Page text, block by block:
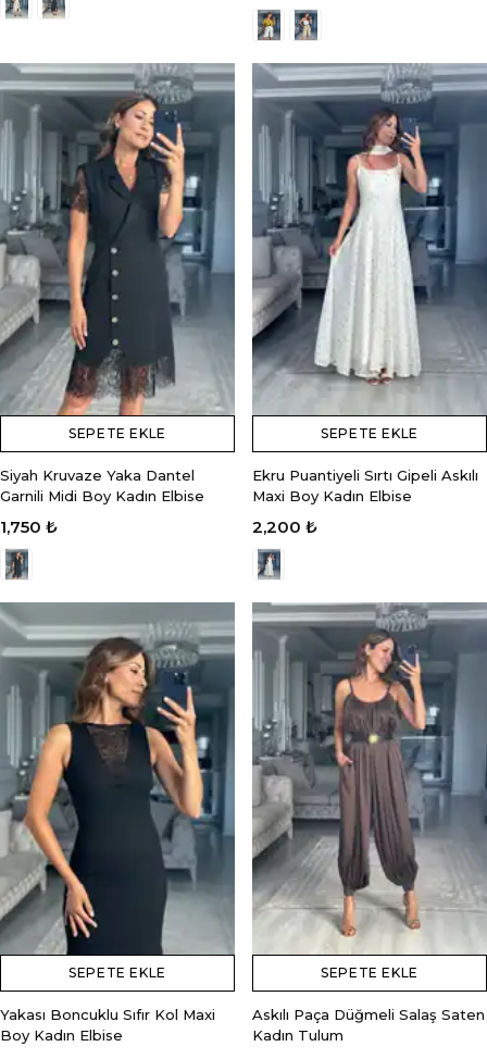
SEPETE EKLE
Siyah Kruvaze Yaka Dantel
Garnili Midi Boy Kadın Elbise
1,750 ₺
SEPETE EKLE
Ekru Puantiyeli Sırtı Gipeli Askılı
Maxi Boy Kadın Elbise
2,200 ₺
SEPETE EKLE
Yakası Boncuklu Sıfır Kol Maxi
Boy Kadın Elbise
SEPETE EKLE
Askılı Paça Düğmeli Salaş Saten
Kadın Tulum